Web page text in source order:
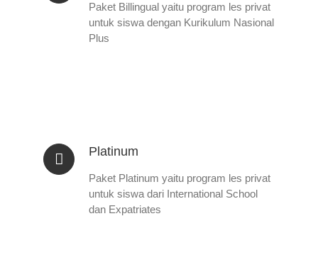
Paket Billingual yaitu program les privat
untuk siswa dengan Kurikulum Nasional
Plus
Platinum
Paket Platinum yaitu program les privat
untuk siswa dari International School
dan Expatriates